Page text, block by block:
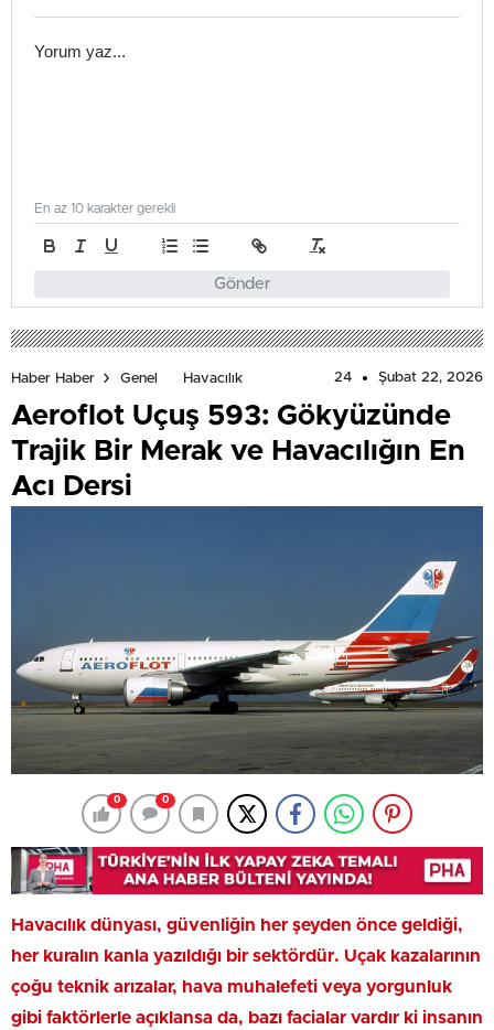
Gönder
En az 10 karakter gerekli
Haber Haber Genel Havacılık 24 Şubat 22, 2026
Aeroflot Uçuş 593: Gökyüzünde
Trajik Bir Merak ve Havacılığın En
Acı Dersi
0 0
Havacılık dünyası, güvenliğin her şeyden önce geldiği,
her kuralın kanla yazıldığı bir sektördür. Uçak kazalarının
çoğu teknik arızalar, hava muhalefeti veya yorgunluk
gibi faktörlerle açıklansa da, bazı facialar vardır ki insanın